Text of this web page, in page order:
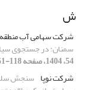
ش
شرکت سهامی آب
سمنان: در جستجوی
54، 1404، صفحه 118-151]
شرکت نوپا سنجش